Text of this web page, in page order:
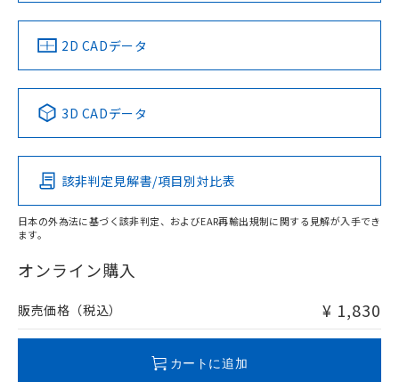
中国 RoHS 注意事項・凡例
Pb Hg Cd Cr(VI)
O
在庫等で未対応品が混在する可能性があります。
問い合わせください。
2D CADデータ
3D CADデータ
該非判定見解書/項目別対比表
日本の外為法に基づく該非判定、およびEAR再輸出規制に関する見解が入手でき
ます。
オンライン購入
販売価格（税込） ¥ 1,830
カートに追加